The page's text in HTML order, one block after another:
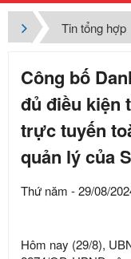
Tin tổng hợp
Công bố
đủ điều kiện
trực tuyến
quản lý của
Thứ năm - 29/08/
Hôm nay (29/8),